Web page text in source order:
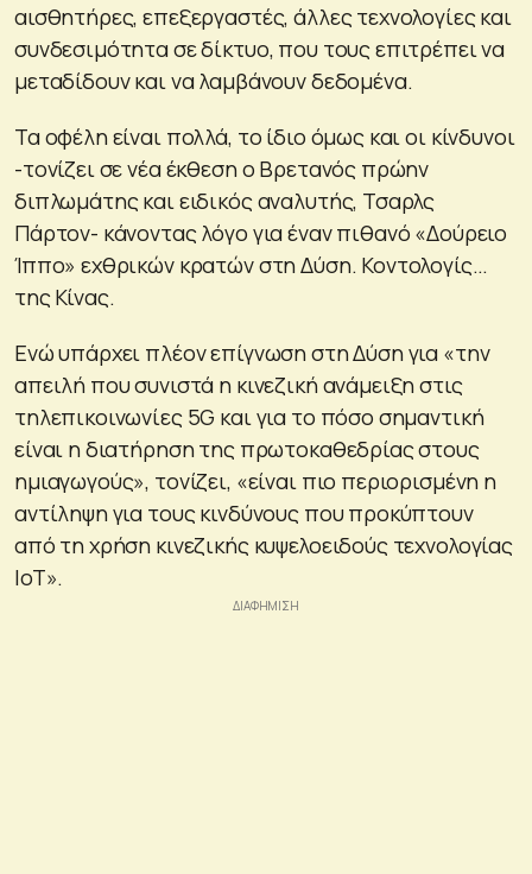
αισθητήρες, επεξεργαστές, άλλες τεχνολογίες και
συνδεσιμότητα σε δίκτυο, που τους επιτρέπει να
μεταδίδουν και να λαμβάνουν δεδομένα.
Τα οφέλη είναι πολλά, το ίδιο όμως και οι κίνδυνοι
-τονίζει σε νέα έκθεση ο Βρετανός πρώην
διπλωμάτης και ειδικός αναλυτής, Τσαρλς
Πάρτον- κάνοντας λόγο για έναν πιθανό «Δούρειο
Ίππο» εχθρικών κρατών στη Δύση. Κοντολογίς…
της Κίνας.
Ενώ υπάρχει πλέον επίγνωση στη Δύση για «την
απειλή που συνιστά η κινεζική ανάμειξη στις
τηλεπικοινωνίες 5G και για το πόσο σημαντική
είναι η διατήρηση της πρωτοκαθεδρίας στους
ημιαγωγούς», τονίζει, «είναι πιο περιορισμένη η
αντίληψη για τους κινδύνους που προκύπτουν
από τη χρήση κινεζικής κυψελοειδούς τεχνολογίας
IoT».